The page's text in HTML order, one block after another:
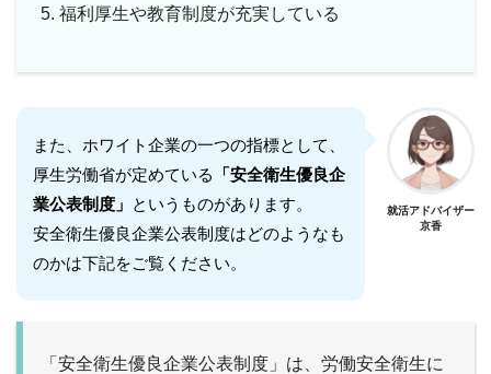
福利厚生や教育制度が充実している
また、ホワイト企業の一つの指標として、
厚生労働省が定めている
「安全衛生優良企
業公表制度」 というものがあります。
安全衛生優良企業公表制度はどのようなも
のかは下記をご覧ください。
就活アドバイザー
京香
「安全衛生優良企業公表制度」は、労働安全衛生に